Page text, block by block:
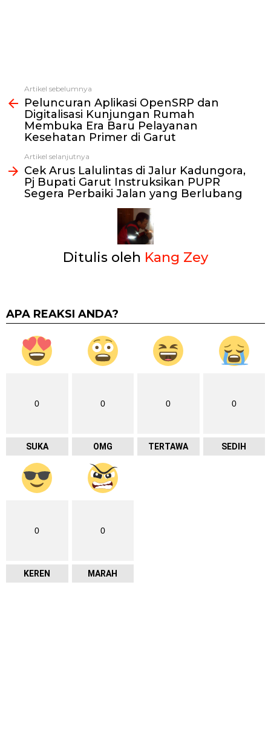
Lihat
selengkapnya
Artikel sebelumnya
Peluncuran Aplikasi OpenSRP dan
Digitalisasi Kunjungan Rumah
Membuka Era Baru Pelayanan
Kesehatan Primer di Garut
Artikel selanjutnya
Cek Arus Lalulintas di Jalur Kadungora,
Pj Bupati Garut Instruksikan PUPR
Segera Perbaiki Jalan yang Berlubang
Ditulis oleh Kang Zey
APA REAKSI ANDA?
0
SUKA
0
OMG
0
TERTAWA
0
SEDIH
0
KEREN
0
MARAH